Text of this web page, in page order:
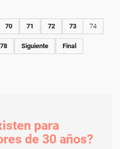
70 71 72 73 74
78 Siguiente Final
para
de 30 años?